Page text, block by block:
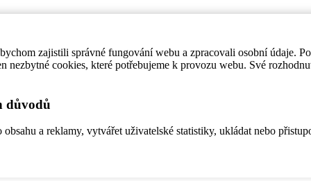
zajistili správné fungování webu a zpracovali osobní údaje.
nezbytné cookies, které potřebujeme k provozu webu. Své
důvodů
a reklamy, vytvářet uživatelské statistiky, ukládat nebo